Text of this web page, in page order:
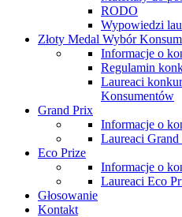
RODO
Wypowiedzi
Złoty Medal Wybór
Informacje o
Regulamin
Laureaci
Konsumentów
Grand Prix
Informacje o
Laureaci
Eco Prize
Informacje o
Laureaci Eco
Głosowanie
Kontakt